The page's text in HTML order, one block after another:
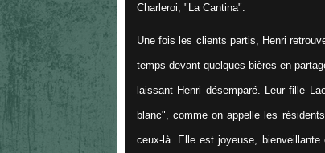
Charleroi, "La Cantina".
Une fois les clients partis, Henri
temps devant quelques bières en
laissant Henri désemparé. Leur fille
blanc", comme on appelle les
ceux-là. Elle est joyeuse,